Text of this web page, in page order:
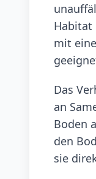
Habitat
mit
Das
an
Boden
den
sie